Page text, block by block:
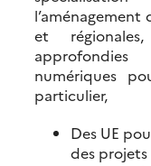
et
numériques
particulier,
Des UE
des